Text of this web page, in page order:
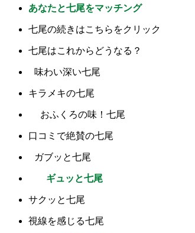
あなたと七尾をマッチング
七尾の続きはこちらをクリック
七尾はこれからどうなる？
味わい深い七尾
キラメキの七尾
おふくろの味！七尾
口コミで絶賛の七尾
ガブッと七尾
ギュッと七尾
サクッと七尾
視線を感じる七尾